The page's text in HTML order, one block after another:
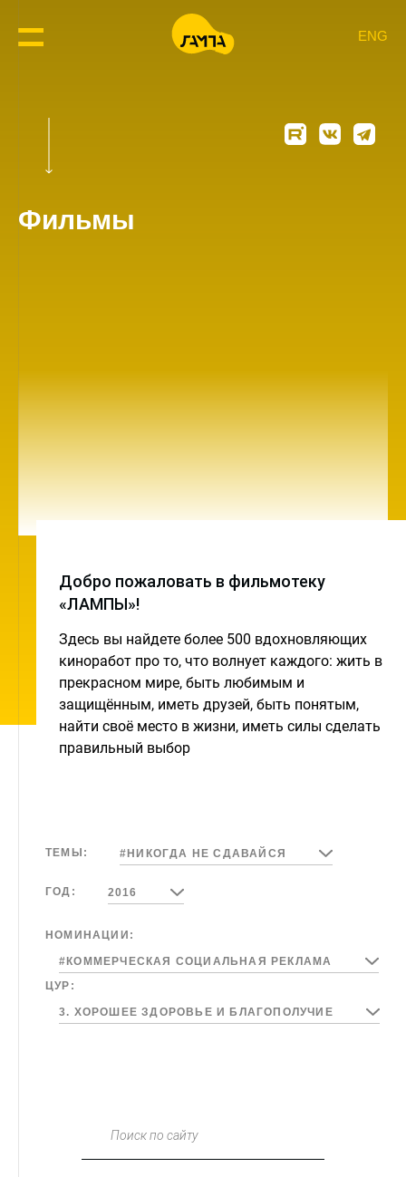
ENG
Фильмы
Добро пожаловать в фильмотеку
«ЛАМПЫ»!
Здесь вы найдете более 500 вдохновляющих
киноработ про то, что волнует каждого: жить в
прекрасном мире, быть любимым и
защищённым, иметь друзей, быть понятым,
найти своё место в жизни, иметь силы сделать
правильный выбор
ТЕМЫ: #НИКОГДА НЕ СДАВАЙСЯ
ГОД: 2016
НОМИНАЦИИ:
#КОММЕРЧЕСКАЯ СОЦИАЛЬНАЯ РЕКЛАМА
ЦУР:
3. ХОРОШЕЕ ЗДОРОВЬЕ И БЛАГОПОЛУЧИЕ
Поиск по сайту